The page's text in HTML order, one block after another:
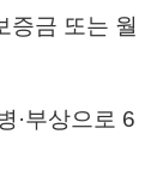
증금 또는 월
·부상으로 6